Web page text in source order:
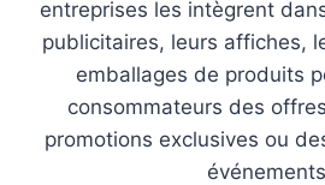
entreprises les intègrent
publicitaires, leurs affiches,
emballages de produits
consommateurs des
promotions exclusives ou